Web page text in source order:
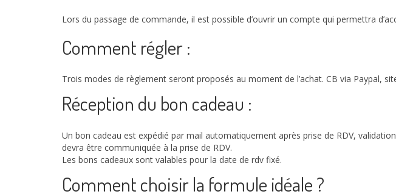
Lors du passage de commande, il est possible d’ouvrir un compte qui permettra
Comment régler :
Trois modes de règlement seront proposés au moment de l’achat. CB via Paypal,
Réception du bon cadeau :
Un bon cadeau est expédié par mail automatiquement après prise de RDV,
devra être communiquée à la prise de RDV.
Les bons cadeaux sont valables pour la date de rdv fixé.
Comment choisir la formule idéale ?